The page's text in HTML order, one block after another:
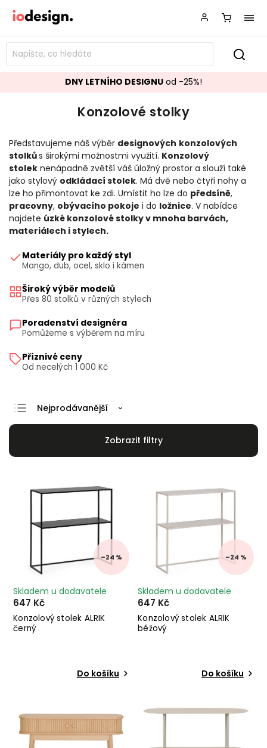
DNY LETNÍHO DESIGNU od -25%!
Konzolové stolky
Představujeme náš výběr designových konzolových
stolkůs širokými možnostmi využití. Konzolový
stolek nenápadně zvětší váš úložný prostor a slouží také
jako stylový odkládací stolek. Má dvě nebo čtyři nohy a
lze ho přimontovat ke zdi. Umístit ho lze do předsíně,
pracovny, obývacího pokoje i do ložnice. V nabídce
najdete úzké konzolové stolky v mnoha barvách,
materiálech i stylech.
Materiály pro každý styl
Mango, dub, ocel, sklo i kámen
Široký výběr modelů
Přes 80 stolků v různých stylech
Poradenství designéra
Pomůžeme s výběrem na míru
Příznivé ceny
Od necelých 1 000 Kč
Doporučujeme
Nejprodávanější
Abecedně
–24 %
Konzolový stolek ALRIK
černý
Skladem u dodavatele
647 Kč
Do košíku
–24 %
Konzolový stolek ALRIK
béžový
Skladem u dodavatele
647 Kč
Do košíku